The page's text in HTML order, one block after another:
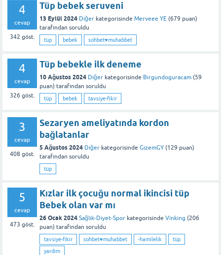
4
cevap
342 göst.
Tüp bebek seruveni
13 Eylül 2024 Diğer kategorisinde Merveee YE (679 puan)
tarafından soruldu
tüp bebek sohbet♥️muhabbet
4
cevap
326 göst.
Tüp bebekle ilk deneme
10 Ağustos 2024 Diğer kategorisinde Birgundoguracam (59
puan) tarafından soruldu
tüp bebek tavsiye-fikir
3
cevap
408 göst.
Sezaryen ameliyatında kordon
bağlatanlar
5 Ağustos 2024 Diğer kategorisinde GizemGY (129 puan)
tarafından soruldu
tüp
5
cevap
473 göst.
Kızlar ilk çocuğu normal ikincisi tüp
Bebek olan var mı
26 Ocak 2024 Sağlık-Diyet-Spor kategorisinde Vinking (206
puan) tarafından soruldu
tavsiye-fikir sohbet♥️muhabbet -hamilelik
tüp
yardim